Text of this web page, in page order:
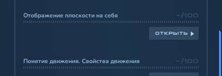
Отображение плоскости на себя -/100
ОТКРЫТЬ
Понятие движения. Свойства движения -/100